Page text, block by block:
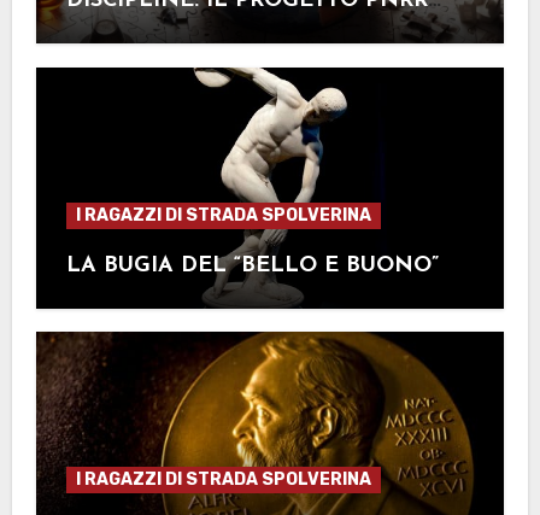
STEM
I RAGAZZI DI STRADA SPOLVERINA
LA BUGIA DEL “BELLO E BUONO”
I RAGAZZI DI STRADA SPOLVERINA